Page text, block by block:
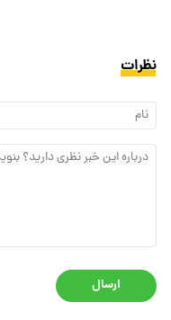
نظرات
ارسال